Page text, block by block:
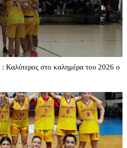
στο καλημέρα του 2026 ο